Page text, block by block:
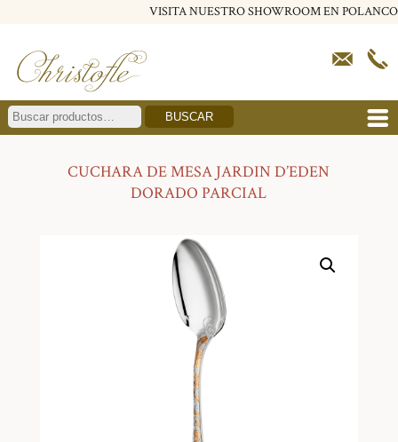
VISITA NUESTRO SHOWROOM EN POLANCO
BUSCAR
CUCHARA DE MESA JARDIN D’EDEN
DORADO PARCIAL